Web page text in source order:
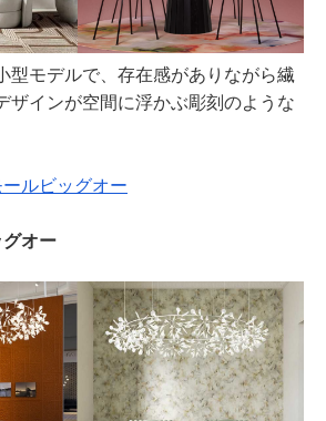
型モデルで、存在感がありながら繊
ザインが空間に浮かぶ彫刻のような
ルビッグオー
オー